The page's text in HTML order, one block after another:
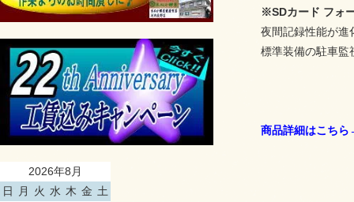
2026年8月
日
月 火 水 木 金 土
※SDカード フォ
夜間記録性能が進
標準装備の駐車監
商品詳細はこち